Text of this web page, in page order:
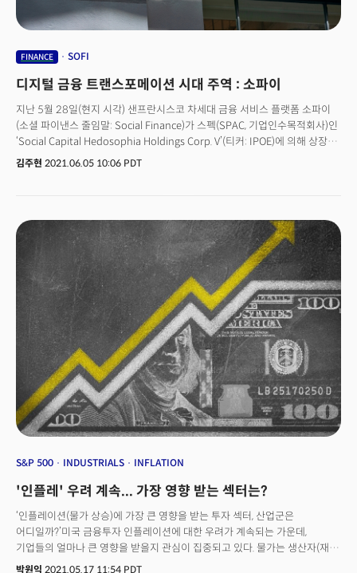
상승, 연준의 조기금리 인상 가능성이 다시 확대되고 있다.
FINANCE SOFI
디지털 금융 트랜스포메이션 시대 주역 : 소파이
지난 5월 28일(현지 시각) 샌프란시스코 차세대 금융 서비스 플랫폼 소파이
(소셜 파이낸스 줄임말: Social Finance)가 스펙(SPAC, 기업인수목적회사)인
‘Social Capital Hedosophia Holdings Corp. V’(티커: IPOE)에 의해 상장을
위한 합병 절차를 마쳤다. 지난 6월 1일 소파이는 새로운 티커(SOFI)로
김주현 2021.06.05 10:06 PDT
S&P 500 INDUSTRIALS INFLATION
'인플레' 우려 계속... 가장 영향 받는 섹터는?
‘인플레이션(물가 상승)에 가장 큰 영향을 받는 투자 섹터, 산업군은
어디일까?’미국 금융투자 인플레이션에 대한 우려가 계속되는 가운데,
기업들의 얼마나 큰 영향을 받을지 관심이 집중되고 있다. 물가는 생산자(재료
·원료), 소비자(제품 가격) 양쪽 측면에서 기업 경영 및 실적에 영향을 주는
박원익 2021.05.17 11:54 PDT